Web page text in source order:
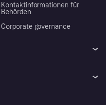
Kontaktinformationen für
Behörden
Corporate governance